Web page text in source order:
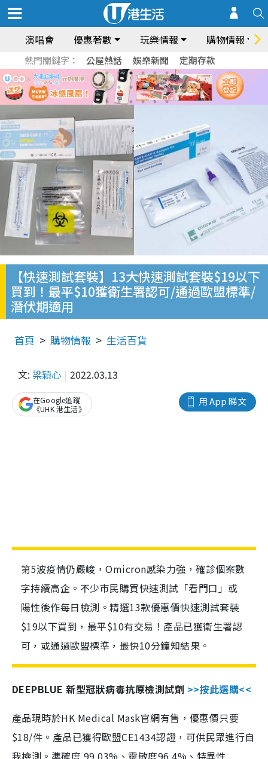
演唱會 優惠著數 玩樂情報 購物情報
熱門關鍵字： 公屋熱話 娛樂新聞 定期存款
【快速測試套裝】13大快速測試套裝$19以下
買到！最平$10獲衛生署認可/通過歐盟標準/
潛伏期適用
首頁 購物情報 生活百貨
文: 梁穎心 2022.03.13
用 App 睇文
在Google追蹤
《UHK 港生活》
第5波疫情仍嚴峻，Omicron感染力強，確診個案數
字持續高企。不少市民購買快速測試「看門口」或
陽性後作每日檢測。精選13款優惠價快速測試套裝
$19以下買到，最平$10有交易！產品已獲衛生署認
可，或通過歐盟標準，最快10分鐘知結果。
DEEPBLUE 新型冠狀病毒抗原檢測試劑 >>按此選購<<
產品現時於HK Medical Mask官網有售，優惠價只要
$18/件。產品已獲得歐盟CE1434認證，可供民眾進行自
我檢測。準確度 99.03%、靈敏度96.4%、特異性